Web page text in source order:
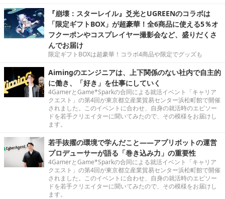
『崩壊：スターレイル』爻光とUGREENのコラボは
「限定ギフトBOX」が超豪華！全6商品に使える5％オ
フクーポンやコスプレイヤー撮影会など、盛りだくさ
んでお届け
限定ギフトBOXは超豪華！コラボ4商品や限定でグッズも
Aimingのエンジニアは、上下関係のない社内で自主的
に働き、「好き」を仕事にしていく
4GamerとGame*Sparkの合同による就活イベント「キャリア
クエスト」の第4回が東京都立産業貿易センター浜松町館で開催
されました。このイベントに合わせ、自身の就活時のエピソー
ドを若手クリエイターに聞いてみたので、その模様をお届けし
ます。
若手抜擢の環境で学んだこと――アプリボットの運営
プロデューサーが語る「巻き込み力」の重要性
4GamerとGame*Sparkの合同による就活イベント「キャリア
クエスト」の第4回が東京都立産業貿易センター浜松町館で開催
されました。このイベントに合わせ、自身の就活時のエピソー
ドを若手クリエイターに聞いてみたので、その模様をお届けし
ます。